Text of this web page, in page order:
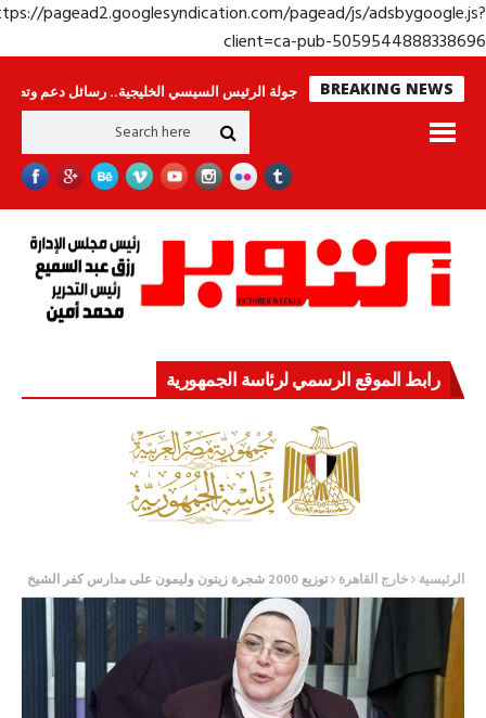
https://pagead2.googlesyndication.com/pagead/js/
client=ca-pub-
BREAKING NEWS
لا ينامون جولة الرئيس السيسي الخليجية.. رسائل دعم وتضامن للأشقاء
رابط الموقع الرسمي لرئاسة الجمهورية
الرئيسية خارج القاهرة توزيع 2000 شجرة زيتون وليمون على مدارس كفر الشيخ